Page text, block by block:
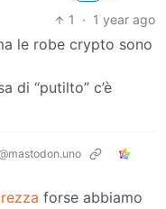
1 · 1 year ago
le robe crypto sono
di “putilto” c’è
forse abbiamo